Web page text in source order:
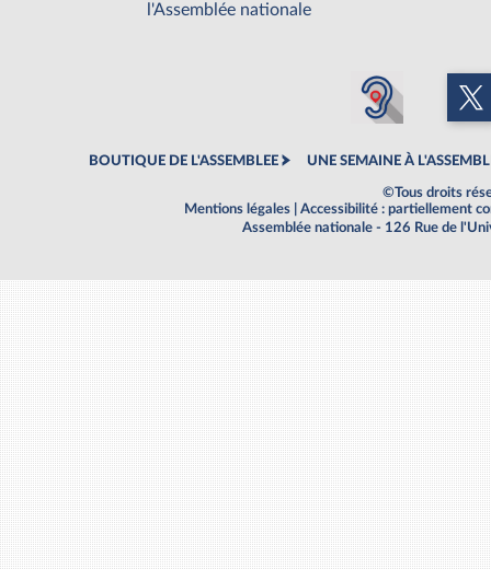
l'Assemblée nationale
BOUTIQUE DE L'ASSEMBLEE UNE SEMAINE À
©Tous droits
Mentions légales
Accessibilité : partiellement
Assemblée nationale - 126 Rue de